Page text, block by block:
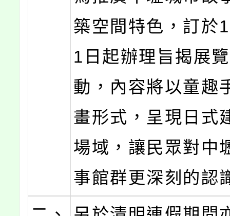
築空間特色，訂於
1日起辦理旨揭展
動，內容將以童趣
畫形式，呈現日式
場域，讓民眾對中
事館群更深刻的認